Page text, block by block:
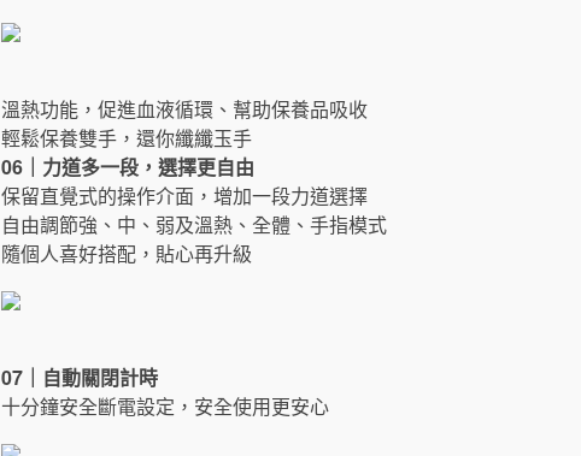
溫熱功能，促進血液循環、幫助保養品吸收
輕鬆保養雙手，還你纖纖玉手
06｜力道多一段，選擇更自由
保留直覺式的操作介面，增加一段力道選擇
自由調節強、中、弱及溫熱、全體、手指模式
隨個人喜好搭配，貼心再升級
07｜自動關閉計時
十分鐘安全斷電設定，安全使用更安心